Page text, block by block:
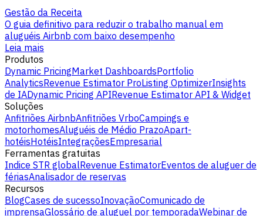
Gestão da Receita
O guia definitivo para reduzir o trabalho manual em
aluguéis Airbnb com baixo desempenho
Leia mais
Produtos
Dynamic PricingMarket DashboardsPortfolio
AnalyticsRevenue Estimator ProListing OptimizerInsights
de IADynamic Pricing APIRevenue Estimator API & Widget
Soluções
Anfitriões AirbnbAnfitriões VrboCampings e
motorhomesAluguéis de Médio PrazoApart-
hotéisHotéisIntegraçõesEmpresarial
Ferramentas gratuitas
Indice STR globalRevenue EstimatorEventos de aluguer de
fériasAnalisador de reservas
Recursos
BlogCases de sucessoInovaçãoComunicado de
imprensaGlossário de aluguel por temporadaWebinar de